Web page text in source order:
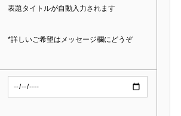
表題タイトルが自動入力されます
*詳しいご希望はメッセージ欄にどうぞ